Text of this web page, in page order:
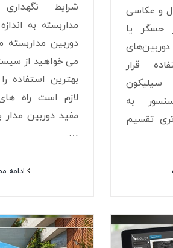
و عکاسی
حسگر یا
قرار
به
تقسیم
شرایط
مداربسته به
دوربین
می خواهید از
بهترین استفاده
لازم است راه
مفید دوربین مدار
….
ادامه